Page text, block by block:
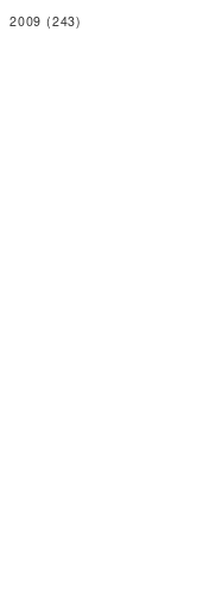
2009 (243)